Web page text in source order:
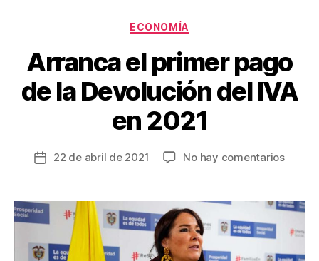
k
Categorías
ECONOMÍA
Arranca el primer pago
de la Devolución del IVA
en 2021
Fecha
entrada
22 de abril de 2021 No hay comentariosen
primer
de
la